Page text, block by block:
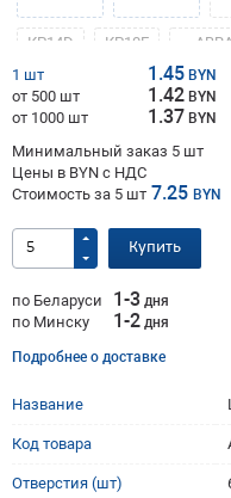
КР14D КР10Е
ZP10E
ABRAFORM
GOLD
1 шт 1.45 BYN
от 500 шт 1.42 BYN
от 1000 шт 1.37 BYN
Минимальный заказ 5 шт
Цены в BYN с НДС
Стоимость за 5 шт 7.25 BYN
Купить
по Беларуси 1-3 дня
по Минску 1-2 дня
Подробнее о доставке
Название
Код товара
Отверстия (шт)